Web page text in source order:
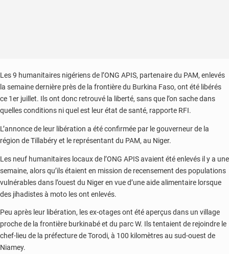
Les 9 humanitaires nigériens de l’ONG APIS, partenaire du PAM, enlevés
la semaine dernière près de la frontière du Burkina Faso, ont été libérés
ce 1er juillet. Ils ont donc retrouvé la liberté, sans que l’on sache dans
quelles conditions ni quel est leur état de santé, rapporte RFI.
L’annonce de leur libération a été confirmée par le gouverneur de la
région de Tillabéry et le représentant du PAM, au Niger.
Les neuf humanitaires locaux de l’ONG APIS avaient été enlevés il y a une
semaine, alors qu’ils étaient en mission de recensement des populations
vulnérables dans l’ouest du Niger en vue d’une aide alimentaire lorsque
des jihadistes à moto les ont enlevés.
Peu après leur libération, les ex-otages ont été aperçus dans un village
proche de la frontière burkinabé et du parc W. Ils tentaient de rejoindre le
chef-lieu de la préfecture de Torodi, à 100 kilomètres au sud-ouest de
Niamey.